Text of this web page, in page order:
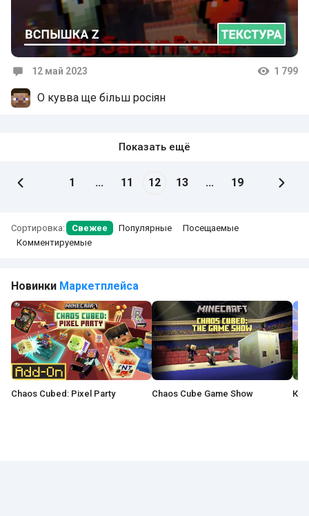
12 май 2023 1 799
О кувва ще більш росіян
Показать ещё
1 ... 11 12 13 ... 19
Сортировка: Свежее Популярные
Посещаемые
Комментируемые
Новинки Маркетплейса
Chaos Cubed: Pixel Party Chaos Cube Game Show